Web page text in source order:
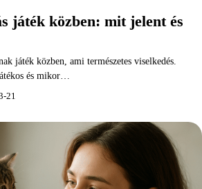
játék közben: mit jelent és
játék közben, ami természetes viselkedés.
és mikor…
21